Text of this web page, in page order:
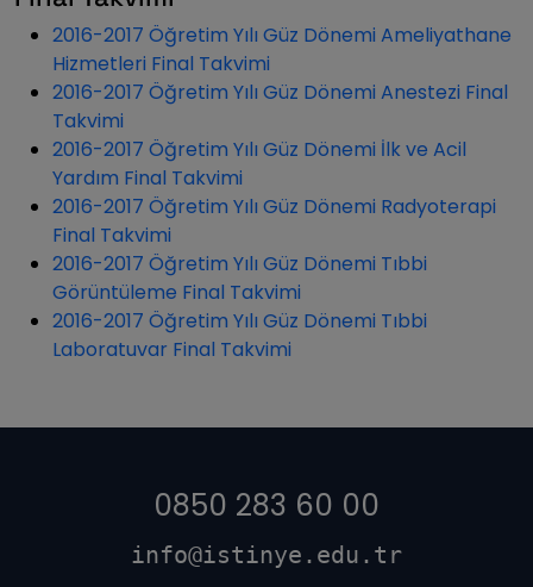
2016-2017 Öğretim Yılı Güz Dönemi Ameliyathane
Hizmetleri Final Takvimi
2016-2017 Öğretim Yılı Güz Dönemi Anestezi Final
Takvimi
2016-2017 Öğretim Yılı Güz Dönemi İlk ve Acil
Yardım Final Takvimi
2016-2017 Öğretim Yılı Güz Dönemi Radyoterapi
Final Takvimi
2016-2017 Öğretim Yılı Güz Dönemi Tıbbi
Görüntüleme Final Takvimi
2016-2017 Öğretim Yılı Güz Dönemi Tıbbi
Laboratuvar Final Takvimi
0850 283 60 00
info@istinye.edu.tr